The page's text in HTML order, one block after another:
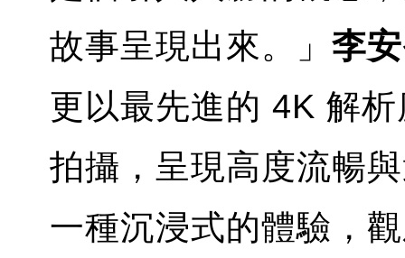
故事呈現出來。」 李安
更以最先進的 4K 解
拍攝，呈現高度流暢
一種沉浸式的體驗，